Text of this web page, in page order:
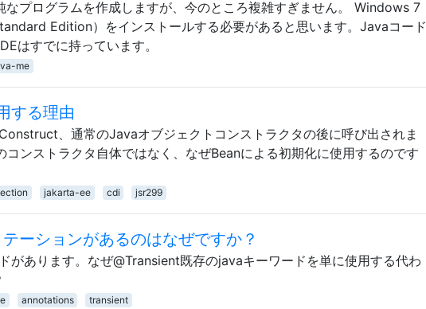
なプログラムを作成しますが、今のところ複雑すぎません。 Windows 7
Edition）をインストールする必要があると思います。Javaコード
はすでに持っています。
me
する理由
、通常のJavaオブジェクトコンストラクタの後に呼び出されま
ンストラクタ自体ではなく、なぜBeanによる初期化に使用するのです
jakarta-ee cdi jsr299
ーションがあるのはなぜですか？
があります。なぜ@Transient既存のjavaキーワードを単に使用する代わ
annotations transient